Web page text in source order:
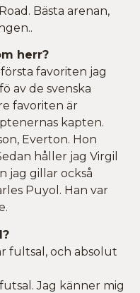
Bästa arenan,
herr?
favoriten jag
av de svenska
favoriten är
kapten.
Everton. Hon
håller jag Virgil
jag gillar också
Puyol. Han var
fultsal, och absolut
Jag känner mig